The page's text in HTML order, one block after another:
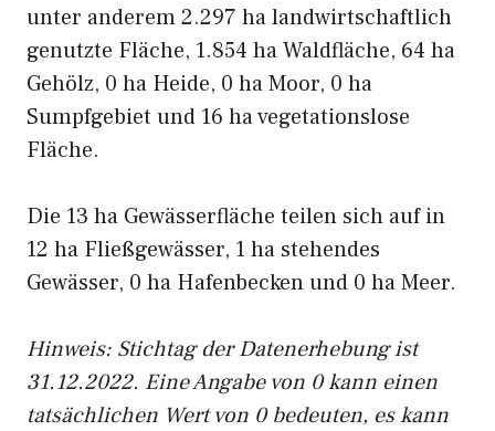
unter anderem 2.297 ha landwirtschaftlich
genutzte Fläche, 1.854 ha Waldfläche, 64 ha
Gehölz, 0 ha Heide, 0 ha Moor, 0 ha
Sumpfgebiet und 16 ha vegetationslose
Fläche.
Die 13 ha Gewässerfläche teilen sich auf in
12 ha Fließgewässer, 1 ha stehendes
Gewässer, 0 ha Hafenbecken und 0 ha Meer.
Hinweis: Stichtag der Datenerhebung ist
31.12.2022. Eine Angabe von 0 kann einen
tatsächlichen Wert von 0 bedeuten, es kann